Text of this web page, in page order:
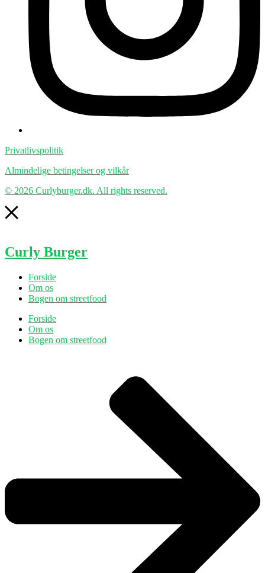
Privatlivspolitik
Almindelige betingelser og vilkår
© 2026 Curlyburger.dk. All rights reserved.
Curly Burger
Forside
Om os
Bogen om streetfood
Forside
Om os
Bogen om streetfood